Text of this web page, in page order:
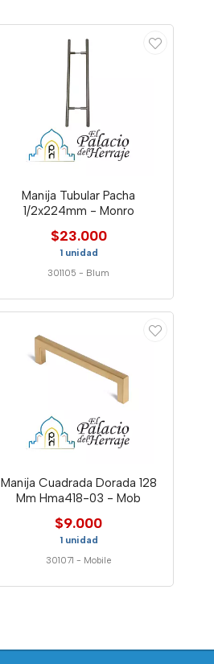
Manija Tubular Pacha
1/2x224mm - Monro
$23.000
1 unidad
301105 - Blum
Manija Cuadrada Dorada 128
Mm Hma418-03 - Mob
$9.000
1 unidad
301071 - Mobile